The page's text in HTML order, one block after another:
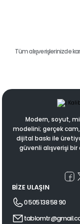
Tüm alışverişlerinizde
Modern, soyut,
modelini; gerçek
dijital baskı ile
güvenli alışverişi
BİZE ULAŞIN
0 505 138 58 90